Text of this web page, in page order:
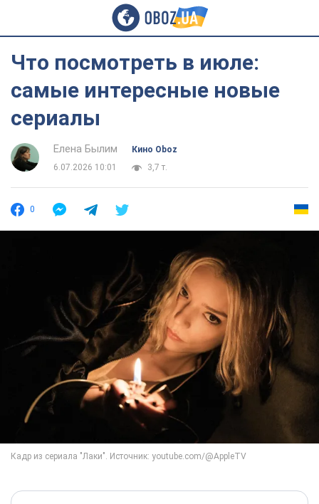
Что посмотреть в июле:
самые интересные новые
сериалы
Елена Былим
Кино Oboz
6.07.2026 10:01
3,7 т.
0